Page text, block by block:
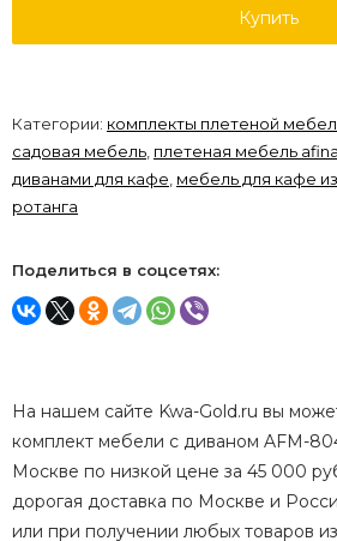
Купить
Категории: комплекты плетеной
садовая мебель, плетеная мебель
диванами для кафе, мебель для кафе
ротанга
Поделиться в соцсетях:
На нашем сайте Kwa-Gold.ru вы
комплект мебели с диваном AFM-
Москве по низкой цене за 45 000
дорогая доставка по Москве и
или при получении любых товаров